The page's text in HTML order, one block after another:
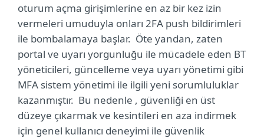
oturum açma girişimlerine en az bir kez izin
vermeleri umuduyla onları 2FA push bildirimleri
ile bombalamaya başlar. Öte yandan, zaten
portal ve uyarı yorgunluğu ile mücadele eden BT
yöneticileri, güncelleme veya uyarı yönetimi gibi
MFA sistem yönetimi ile ilgili yeni sorumluluklar
kazanmıştır. Bu nedenle , güvenliği en üst
düzeye çıkarmak ve kesintileri en aza indirmek
için genel kullanıcı deneyimi ile güvenlik